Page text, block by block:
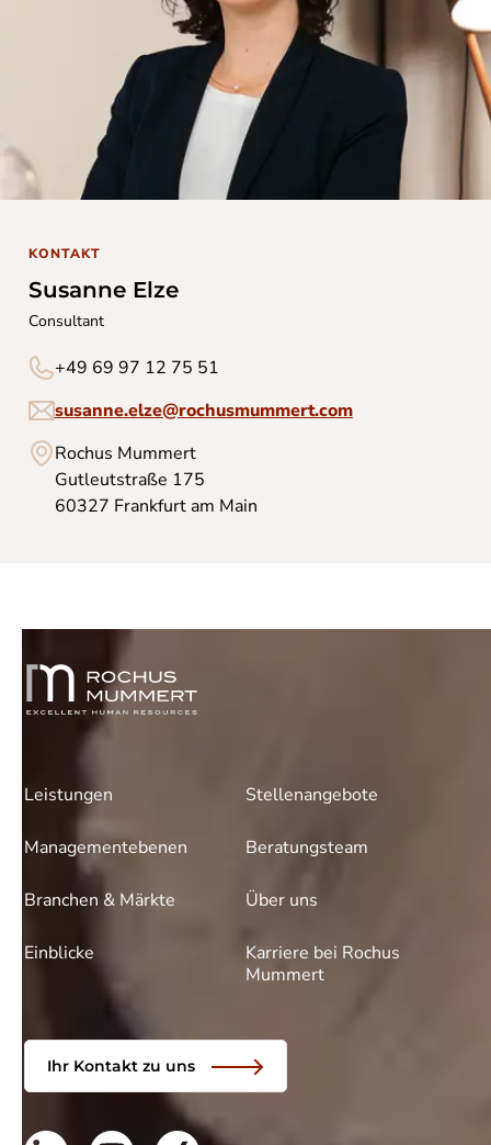
KONTAKT
Susanne Elze
Consultant
+49 69 97 12 75 51
susanne.elze@rochusmummert.com
Rochus Mummert
Gutleutstraße 175
60327 Frankfurt am Main
Leistungen Stellenangebote
Managementebenen Beratungsteam
Branchen & Märkte Über uns
Einblicke
Karriere bei Rochus
Mummert
Ihr Kontakt zu uns